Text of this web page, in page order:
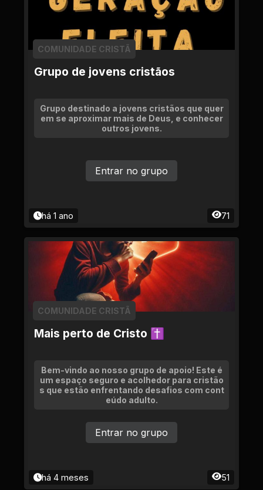
Grupo de jovens cristãos
COMUNIDADE CRISTÃ
Grupo destinado a jovens cristãos que quer
em se aproximar mais de Deus, e conhecer
outros jovens.
há 1 ano 71
Entrar no grupo
Mais perto de Cristo ✝
COMUNIDADE CRISTÃ
Bem-vindo ao nosso grupo de apoio! Este é
um espaço seguro e acolhedor para cristão
s que estão enfrentando desafios com cont
eúdo adulto.
há 4 meses 51
Entrar no grupo